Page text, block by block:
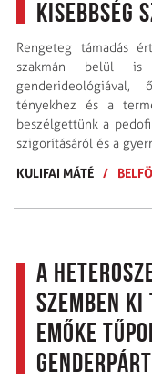
kisebbség
Rengeteg támadás
szakmán belül is
tényekhez és a
beszélgettünk a
szigorításáról és a
KULIFAI MÁTÉ /
A
szemben
Emőke